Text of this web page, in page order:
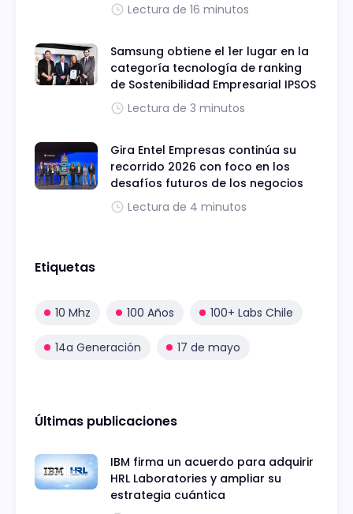
Lectura de 16 minutos
Samsung obtiene el 1er lugar en la
categoría tecnología de ranking
de Sostenibilidad Empresarial IPSOS
Lectura de 3 minutos
Gira Entel Empresas continúa su
recorrido 2026 con foco en los
desafíos futuros de los negocios
Lectura de 4 minutos
Etiquetas
10 Mhz 100 Años 100+ Labs Chile
14a Generación 17 de mayo
Últimas publicaciones
IBM firma un acuerdo para adquirir
HRL Laboratories y ampliar su
estrategia cuántica